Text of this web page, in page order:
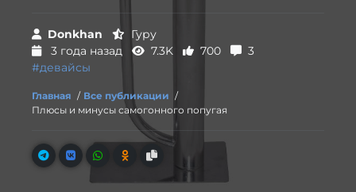
Donkhan
Гуру
3 года назад
7.3K 700
3
#девайсы
Главная / Все публикации /
Плюсы и минусы самогонного попугая